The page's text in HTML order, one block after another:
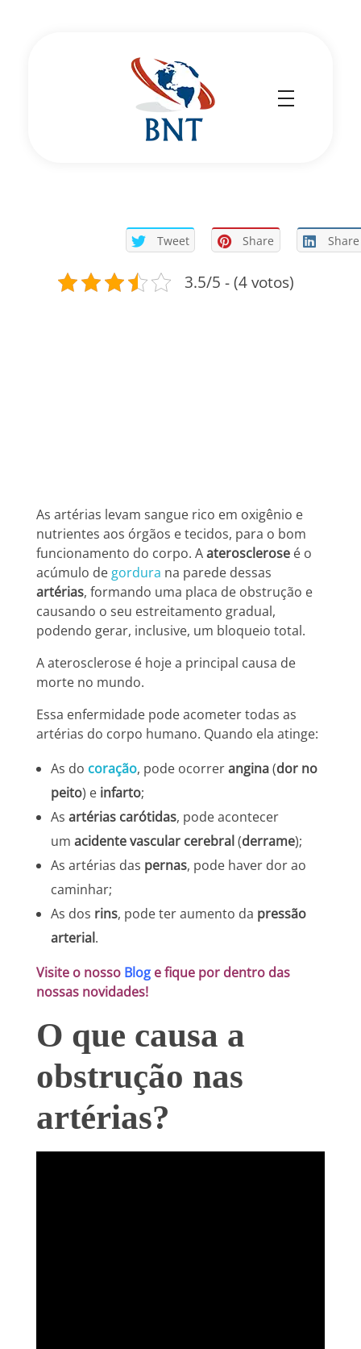
Tweet Share Share
3.5/5 - (4 votos)
As artérias levam sangue rico em oxigênio e
nutrientes aos órgãos e tecidos, para o bom
funcionamento do corpo. Aaterosclerose é o
acúmulo de gordura na parede dessas
artérias, formando uma placa de obstrução e
causando o seu estreitamento gradual,
podendo gerar, inclusive, um bloqueio total.
A aterosclerose é hoje a principal causa de
morte no mundo.
Essa enfermidade pode acometer todas as
artérias do corpo humano. Quando ela atinge:
As do coração, pode ocorrerangina(dor no
peito) e infarto;
As artérias carótidas, pode acontecer
um acidente vascular cerebral (derrame);
As artérias das pernas, pode haver dor ao
caminhar;
As dos rins, pode ter aumento da pressão
arterial.
Visite o nosso Blog e fique por dentro das
nossas novidades!
O que causa a
obstrução nas
artérias?